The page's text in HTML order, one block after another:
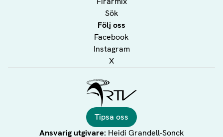
Sök
Följ oss
Facebook
Instagram
X
Tipsa oss
Ansvarig utgivare: Heidi Grandell-Sonck